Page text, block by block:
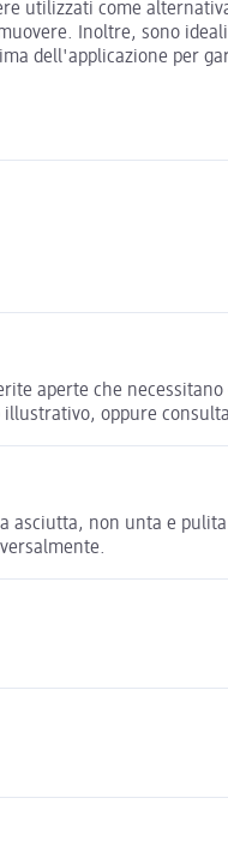
utilizzati come
Inoltre, sono
dell'applicazione per
aperte che
oppure
non unta e